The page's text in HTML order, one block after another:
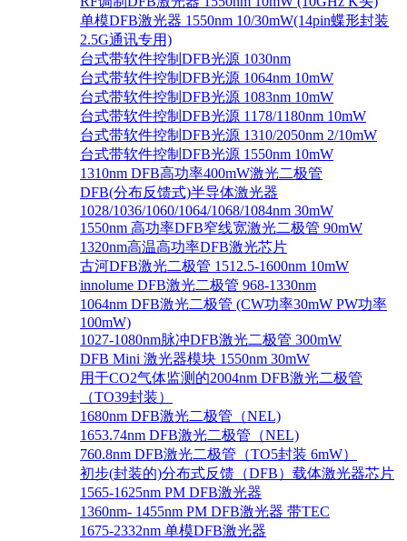
单模DFB激光器 1550nm 10/30mW(14pin蝶形封装
2.5G通讯专用)
台式带软件控制DFB光源 1030nm
台式带软件控制DFB光源 1064nm 10mW
台式带软件控制DFB光源 1083nm 10mW
台式带软件控制DFB光源 1178/1180nm 10mW
台式带软件控制DFB光源 1310/2050nm 2/10mW
台式带软件控制DFB光源 1550nm 10mW
1310nm DFB高功率400mW激光二极管
DFB(分布反馈式)半导体激光器
1028/1036/1060/1064/1068/1084nm 30mW
1550nm 高功率DFB窄线宽激光二极管 90mW
1320nm高温高功率DFB激光芯片
古河DFB激光二极管 1512.5-1600nm 10mW
innolume DFB激光二极管 968-1330nm
1064nm DFB激光二极管 (CW功率30mW PW功率
100mW)
1027-1080nm脉冲DFB激光二极管 300mW
DFB Mini 激光器模块 1550nm 30mW
用于CO2气体监测的2004nm DFB激光二极管
（TO39封装）
1680nm DFB激光二极管（NEL)
1653.74nm DFB激光二极管（NEL)
760.8nm DFB激光二极管（TO5封装 6mW）
初步(封装的)分布式反馈（DFB）载体激光器芯片
1565-1625nm PM DFB激光器
1360nm- 1455nm PM DFB激光器 带TEC
1675-2332nm 单模DFB激光器